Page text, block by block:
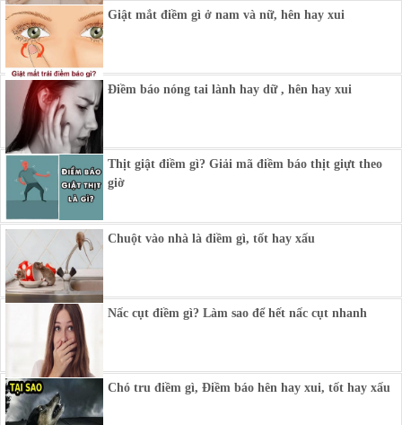
Giật mắt điềm gì ở nam và nữ, hên hay xui
Điềm báo nóng tai lành hay dữ , hên hay xui
Thịt giật điềm gì? Giải mã điềm báo thịt giựt theo
giờ
Chuột vào nhà là điềm gì, tốt hay xấu
Nấc cụt điềm gì? Làm sao để hết nấc cụt nhanh
Chó tru điềm gì, Điềm báo hên hay xui, tốt hay xấu